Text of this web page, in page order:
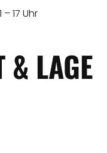
17 Uhr
& LAGE